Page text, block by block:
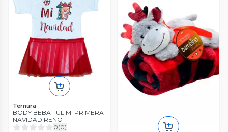
Ternura
BODY BEBA TUL MI PRIMERA
NAVIDAD RENO
0(0)